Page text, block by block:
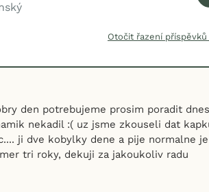
Otočit řazení příspěvků
den potrebujeme prosim poradit
nekadil :( uz jsme zkouseli dat
ji dve kobylky dene a pije normalne
tri roky, dekuji za jakoukoliv radu